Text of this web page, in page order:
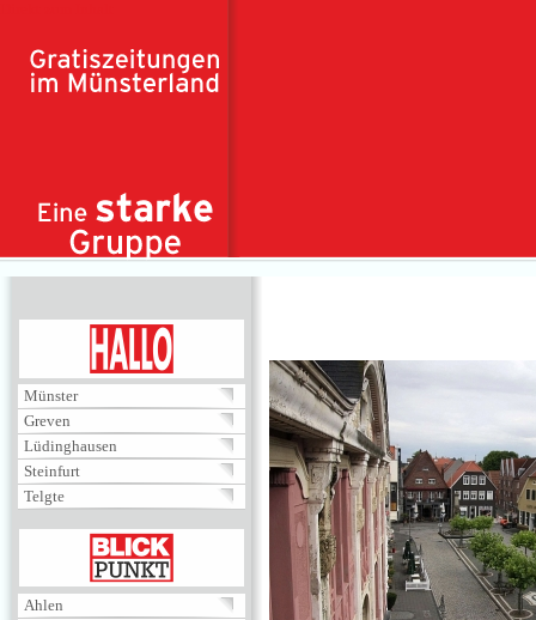
Münster
Greven
Lüdinghausen
Steinfurt
Telgte
BLICKPUNKT
Ahlen